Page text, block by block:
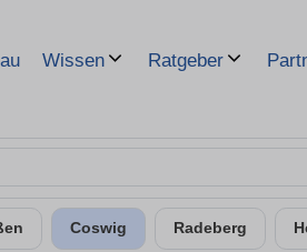
Wissen Ratgeber
Coswig Radeberg